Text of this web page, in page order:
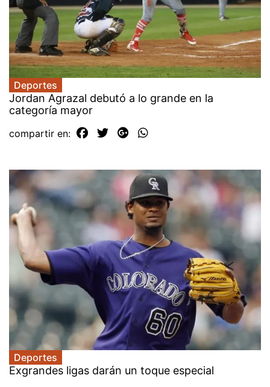
Deportes
Jordan Agrazal debutó a lo grande en la
categoría mayor
compartir en:
Deportes
Exgrandes ligas darán un toque especial